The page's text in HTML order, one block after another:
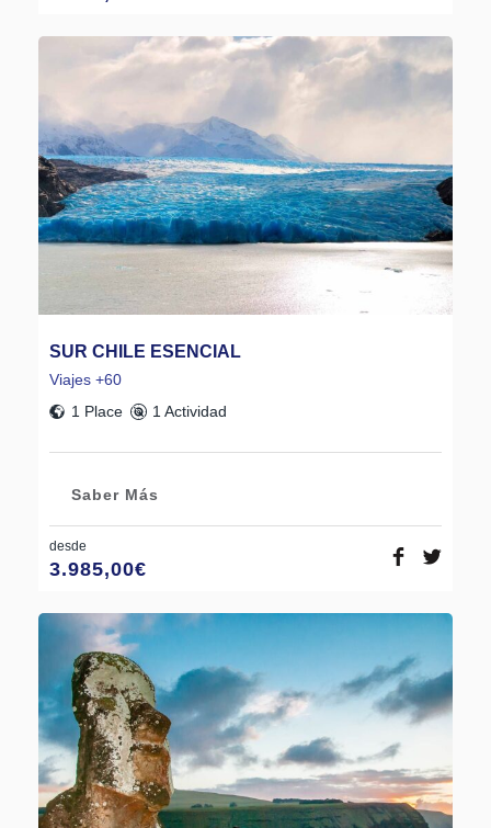
SUR CHILE ESENCIAL
Viajes +60
1 Place
1 Actividad
Saber Más
desde
3.985,00€